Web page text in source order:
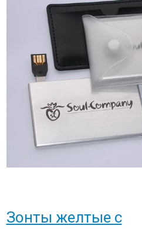
Зонты желтые с